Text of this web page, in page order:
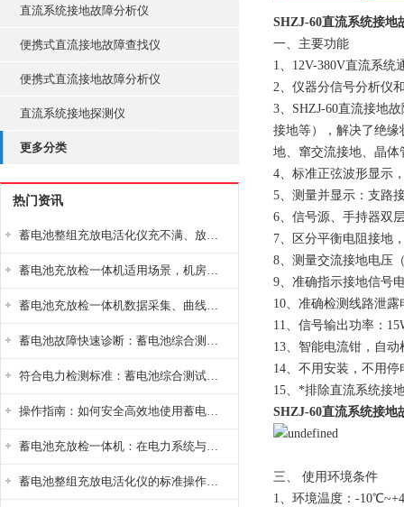
直流系统接地故障分析仪
便携式直流接地故障查找仪
便携式直流接地故障分析仪
直流系统接地探测仪
更多分类
热门资讯
蓄电池整组充放电活化仪充不满、放不完怎么办？
蓄电池充放检一体机适用场景，机房基站变电站铅酸蓄电池维护检测应用
蓄电池充放检一体机数据采集、曲线分析与电池健康状态智能评估功能详解
蓄电池故障快速诊断：蓄电池综合测试仪判断落后电池的方法与标准
符合电力检测标准：蓄电池综合测试仪测试规范与精度校准方法详解
操作指南：如何安全高效地使用蓄电池智能活化仪？
蓄电池充放检一体机：在电力系统与储能设备中的创新应用，确保蓄电池性能与可靠性
蓄电池整组充放电活化仪的标准操作流程：从接线设置到充放电参数设定的安全规范
SHZJ-60直流系统接地
一、主要功能
1、12V-380V直流系统
2、仪器分信号分析仪
3、SHZJ-60直流接地
接地等），解决了绝
地、窜交流接地、晶
4、标准正弦波形显示
5、测量并显示：支路
6、信号源、手持器双
7、区分平衡电阻接地
8、测量交流接地电压
9、准确指示接地信号
10、准确检测线路泄
11、信号输出功率：
13、智能电流钳，自
14、不用安装，不用
15、*排除直流系统接
SHZJ-60直流系统接地
三、 使用环境条件
1、环境温度：-